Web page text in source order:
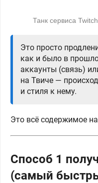
Танк сервиса
Это просто
как и было в
аккаунты (связь)
на Твиче —
и стиля к нему.
Это всё содержимое
Способ 1
(самый